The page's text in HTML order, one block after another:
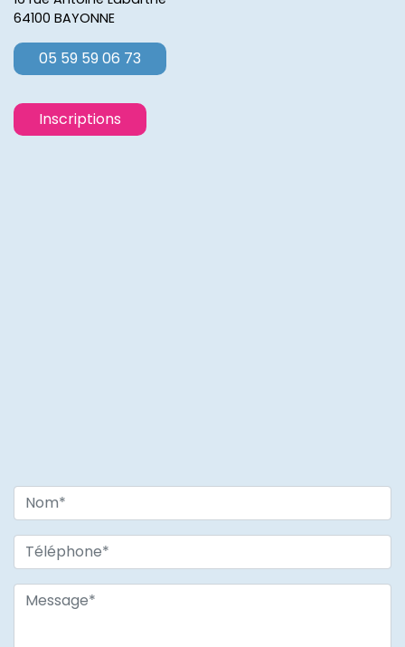
64100 BAYONNE
05 59 59 06 73
Inscriptions